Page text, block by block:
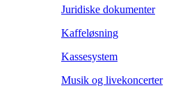
Juridiske dokumenter
Kaffeløsning
Kassesystem
Musik og livekoncerter